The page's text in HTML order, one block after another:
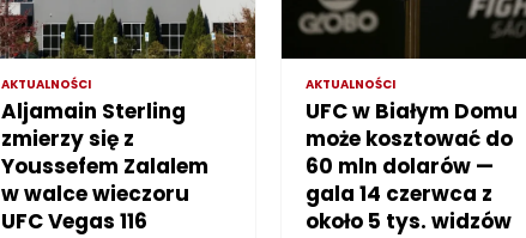
AKTUALNOŚCI
Aljamain Sterling
zmierzy się z
Youssefem Zalalem
w walce wieczoru
UFC Vegas 116
AKTUALNOŚCI
UFC w Białym Domu
może kosztować do
60 mln dolarów —
gala 14 czerwca z
około 5 tys. widzów